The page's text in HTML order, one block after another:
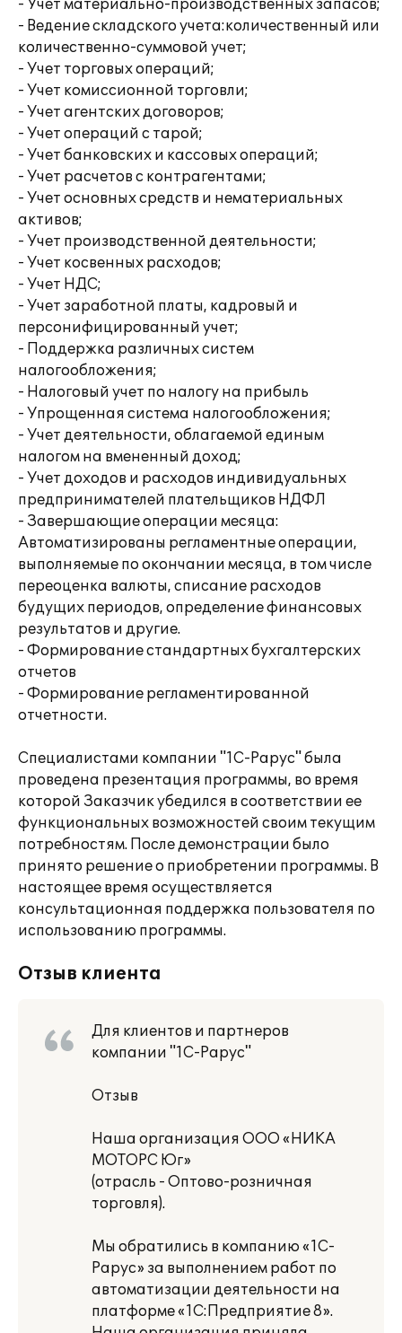
- Учет материально-производственных запасов;
- Ведение складского учета:количественный или
количественно-суммовой учет;
- Учет торговых операций;
- Учет комиссионной торговли;
- Учет агентских договоров;
- Учет операций с тарой;
- Учет банковских и кассовых операций;
- Учет расчетов с контрагентами;
- Учет основных средств и нематериальных
активов;
- Учет производственной деятельности;
- Учет косвенных расходов;
- Учет НДС;
- Учет заработной платы, кадровый и
персонифицированный учет;
- Поддержка различных систем
налогообложения;
- Налоговый учет по налогу на прибыль
- Упрощенная система налогообложения;
- Учет деятельности, облагаемой единым
налогом на вмененный доход;
- Учет доходов и расходов индивидуальных
предпринимателей плательщиков НДФЛ
- Завершающие операции месяца:
Автоматизированы регламентные операции,
выполняемые по окончании месяца, в том числе
переоценка валюты, списание расходов
будущих периодов, определение финансовых
результатов и другие.
- Формирование стандартных бухгалтерских
отчетов
- Формирование регламентированной
отчетности.
Специалистами компании "1С-Рарус" была
проведена презентация программы, во время
которой Заказчик убедился в соответствии ее
функциональных возможностей своим текущим
потребностям. После демонстрации было
принято решение о приобретении программы. В
настоящее время осуществляется
консультационная поддержка пользователя по
использованию программы.
Отзыв клиента
Для клиентов и партнеров
компании "1С-Рарус"
Отзыв
Наша организация ООО «НИКА
МОТОРС Юг»
(отрасль - Оптово-розничная
торговля).
Мы обратились в компанию «1С-
Рарус» за выполнением работ по
автоматизации деятельности на
платформе «1С:Предприятие 8».